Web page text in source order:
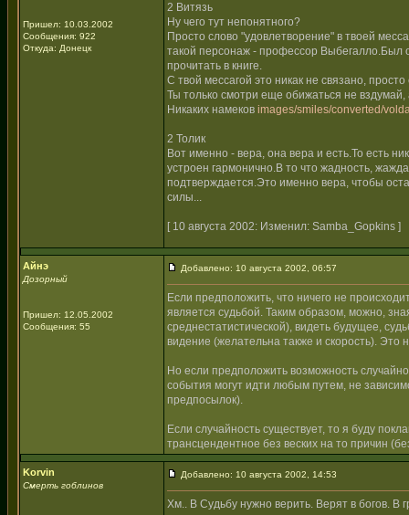
Пришел: 10.03.2002
Сообщения: 922
Откуда: Донецк
2 Витязь
Ну чего тут непонятного?
Просто слово "удовлетворение" в твоей
такой персонаж - профессор Выбегалло.Был
прочитать в книге.
С твой мессагой это никак не связано,
Ты только смотри еще обижаться не
Никаких намеков images/smiles/converted/
2 Толик
Вот именно - вера, она вера и есть.То есть
устроен гармонично.В то что жадность,
подтверждается.Это именно вера, чтобы
силы...
[ 10 августа 2002: Изменил: Samba_Gopkins ]
Айнэ
Дозорный
Пришел: 12.05.2002
Сообщения: 55
Добавлено: 10 августа 2002, 06:57
Если предположить, что ничего не
является судьбой. Таким образом, можно,
среднестатистической), видеть будущее,
видение (желательна также и скорость). Это
Но если предположить возможность
события могут идти любым путем, не
предпосылок).
Если случайность существует, то я буду
трансцендентное без веских на то причин
Korvin
Смерть гоблинов
Добавлено: 10 августа 2002, 14:53
Хм.. В Судьбу нужно верить. Верят в богов. В